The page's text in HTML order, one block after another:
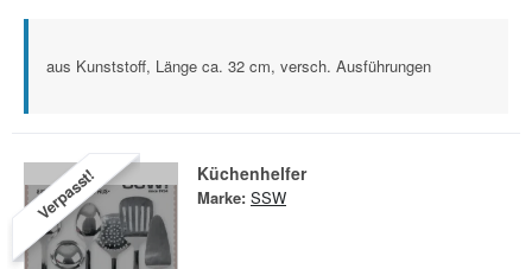
aus Kunststoff, Länge ca. 32 cm, versch. Ausführungen
Verpasst! Küchenhelfer
Marke: SSW